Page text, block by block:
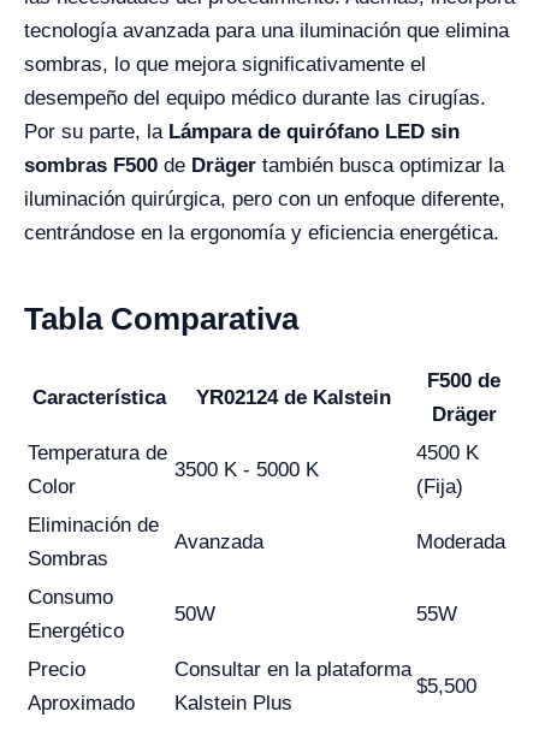
tecnología avanzada para una iluminación que elimina
sombras, lo que mejora significativamente el
desempeño del equipo médico durante las cirugías.
Por su parte, la Lámpara de quirófano LED sin
sombras F500 de Dräger también busca optimizar la
iluminación quirúrgica, pero con un enfoque diferente,
centrándose en la ergonomía y eficiencia energética.
Tabla Comparativa
Característica YR02124 de Kalstein
F500 de
Dräger
Temperatura de
Color
3500 K - 5000 K
4500 K
(Fija)
Eliminación de
Sombras
Avanzada Moderada
Consumo
Energético
50W 55W
Precio
Aproximado
Consultar en la plataforma
Kalstein Plus
$5,500